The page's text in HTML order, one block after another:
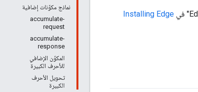
نماذج مكوّنات إضافية
accumulate-
request
accumulate-
response
المكوّن الإضافي
للأحرف الكبيرة
تحويل الأحرف
الكبيرة
Installing Edge